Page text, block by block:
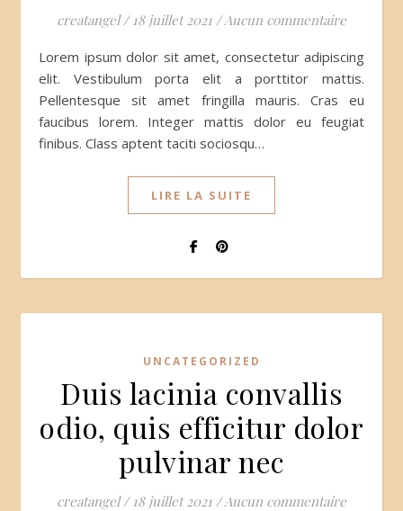
creatangel / 18 juillet 2021 / Aucun commentaire
Lorem ipsum dolor sit amet, consectetur adipiscing
elit. Vestibulum porta elit a porttitor mattis.
Pellentesque sit amet fringilla mauris. Cras eu
faucibus lorem. Integer mattis dolor eu feugiat
finibus. Class aptent taciti sociosqu…
LIRE LA SUITE
UNCATEGORIZED
Duis lacinia convallis
odio, quis efficitur dolor
pulvinar nec
creatangel / 18 juillet 2021 / Aucun commentaire